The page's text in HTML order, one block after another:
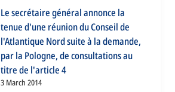
Le secrétaire général annonce la
tenue d'une réunion du Conseil de
l'Atlantique Nord suite à la demande,
par la Pologne, de consultations au
titre de l'article 4
3 March 2014